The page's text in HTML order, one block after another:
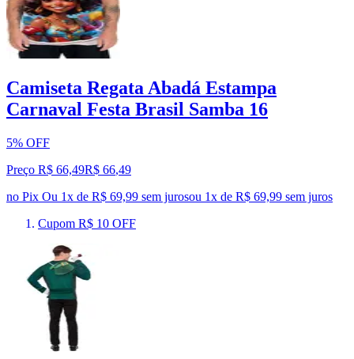
Camiseta Regata Abadá Estampa
Carnaval Festa Brasil Samba 16
5% OFF
Preço R$ 66,49R$ 66,49
no Pix Ou 1x de R$ 69,99 sem jurosou 1x de R$ 69,99 sem juros
Cupom R$ 10 OFF